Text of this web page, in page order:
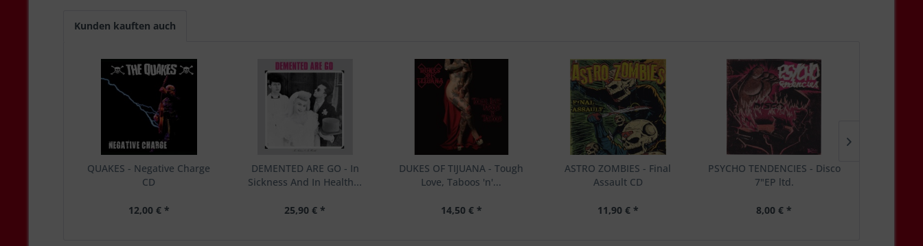
Kunden kauften auch
QUAKES - Negative Charge
CD
12,00 € *
DEMENTED ARE GO - In
Sickness And In Health...
25,90 € *
DUKES OF TIJUANA - Tough
Love, Taboos 'n'...
14,50 € *
ASTRO ZOMBIES - Final
Assault CD
11,90 € *
PSYCHO TENDENCIES - Disco
7"EP ltd.
8,00 € *